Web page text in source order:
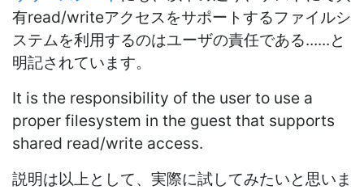
有read/writeアクセスをサポートするファイルシ
ステムを利用するのはユーザの責任である......と
明記されています。
It is the responsibility of the user to use a
proper filesystem in the guest that supports
shared read/write access.
説明は以上として、実際に試してみたいと思いま